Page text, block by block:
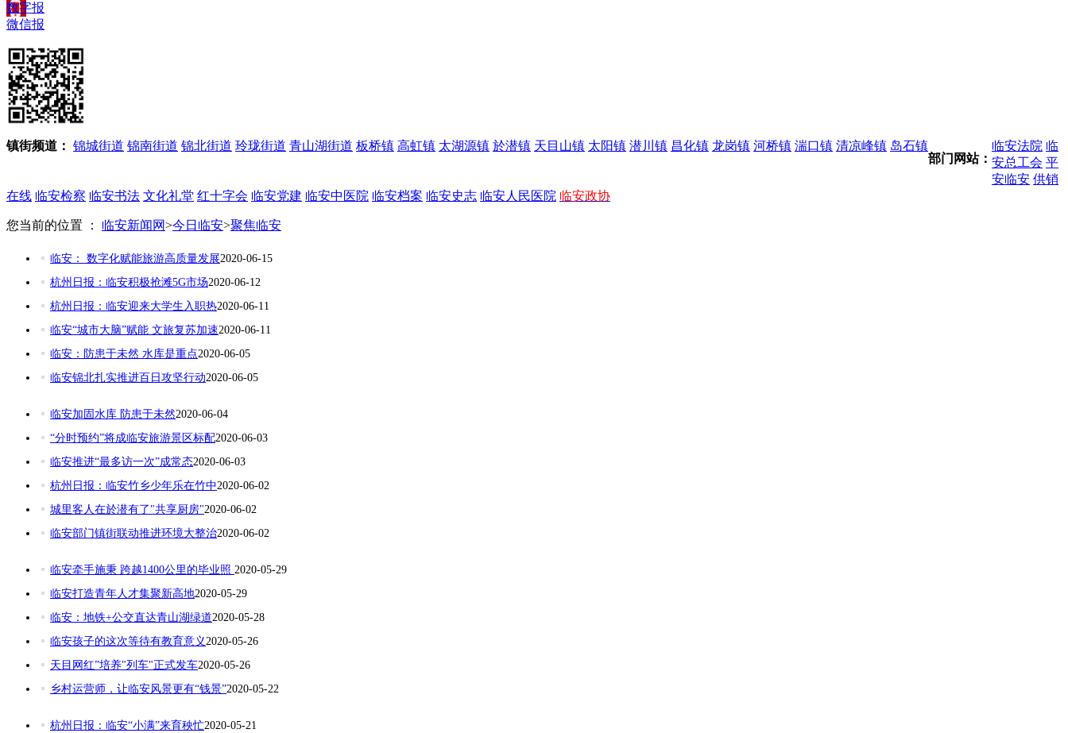
数字报
微信报
镇街频道： 锦城街道 锦南街道 锦北街道 玲珑街道 青山湖街道 板桥镇 高虹镇 太湖源镇 於潜镇 天目山镇 太阳镇 潜川镇 昌化镇 龙岗镇 河桥镇 湍口镇 清凉峰镇 岛石镇
部门网站：
临安法院 临
安总工会 平
安临安 供销
在线 临安检察 临安书法 文化礼堂 红十字会 临安党建 临安中医院 临安档案 临安史志 临安人民医院 临安政协
您当前的位置 ： 临安新闻网>今日临安>聚焦临安
临安： 数字化赋能旅游高质量发展2020-06-15
杭州日报：临安积极抢滩5G市场2020-06-12
杭州日报：临安迎来大学生入职热2020-06-11
临安“城市大脑”赋能 文旅复苏加速2020-06-11
临安：防患于未然 水库是重点2020-06-05
临安锦北扎实推进百日攻坚行动2020-06-05
临安加固水库 防患于未然2020-06-04
“分时预约”将成临安旅游景区标配2020-06-03
临安推进“最多访一次”成常态2020-06-03
杭州日报：临安竹乡少年乐在竹中2020-06-02
城里客人在於潜有了"共享厨房"2020-06-02
临安部门镇街联动推进环境大整治2020-06-02
临安牵手施秉 跨越1400公里的毕业照 2020-05-29
临安打造青年人才集聚新高地2020-05-29
临安：地铁+公交直达青山湖绿道2020-05-28
临安孩子的这次等待有教育意义2020-05-26
天目网红”培养"列车"正式发车2020-05-26
乡村运营师，让临安风景更有“钱景”2020-05-22
杭州日报：临安“小满”来育秧忙2020-05-21